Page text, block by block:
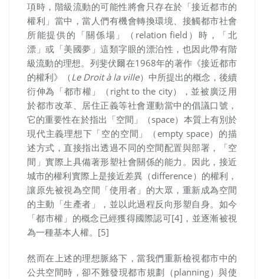
項時，階級流動的可能性將會只存在於「接近都市的
權利」當中，當人們有機會轉換環境、接觸都市社會
所能提供的「關係場」（relation field）時，「北
漂」或「美國夢」這類字眼的漂泊性，也因此帶有階
級流動的理想。列斐伏爾在1968年的著作 《接近都市
的權利》（Le Droit à la ville）中所提出的概念，後續
衍伸為「都市權」（right to the city），並被廣泛用
於都市改革、居住正義等社會運動當中的倡議口號，
它的重要性在於指出「空間」（space）本質上有別於
現代主義理想下「空的空間」（empty space）的描
述方式，直接指出透過不同的空間配置與部署，「空
間」實際上具備著形塑社會關係的能力。因此，接近
城市的權利實際上是接近差異（difference）的權利，
讓原先被視為空間「使用者」的大眾，重新成為空間
的主動「生產者」，並以此過程反向形塑自身。如今
「都市權」的概念已經獲得國際認可[4]，並逐漸被視
為一種基本人權。[5]
然而在上述的理想脈絡下，當我們重新檢視都市中的
公共空間時，卻不難發現都市規劃（planning）與使